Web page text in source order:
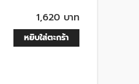
1,620 บาท
หยิบใส่ตะกร้า